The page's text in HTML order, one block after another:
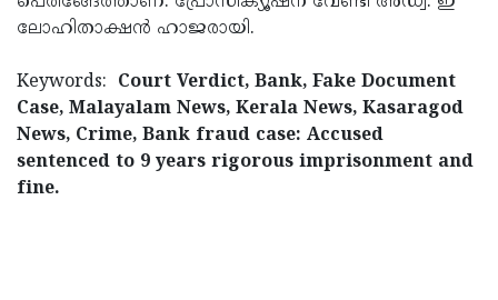
ലോഹിതാക്ഷന്‍ ഹാജരായി.
Keywords: Court Verdict, Bank, Fake Document
Case, Malayalam News, Kerala News, Kasaragod
News, Crime, Bank fraud case: Accused
sentenced to 9 years rigorous imprisonment and
fine.